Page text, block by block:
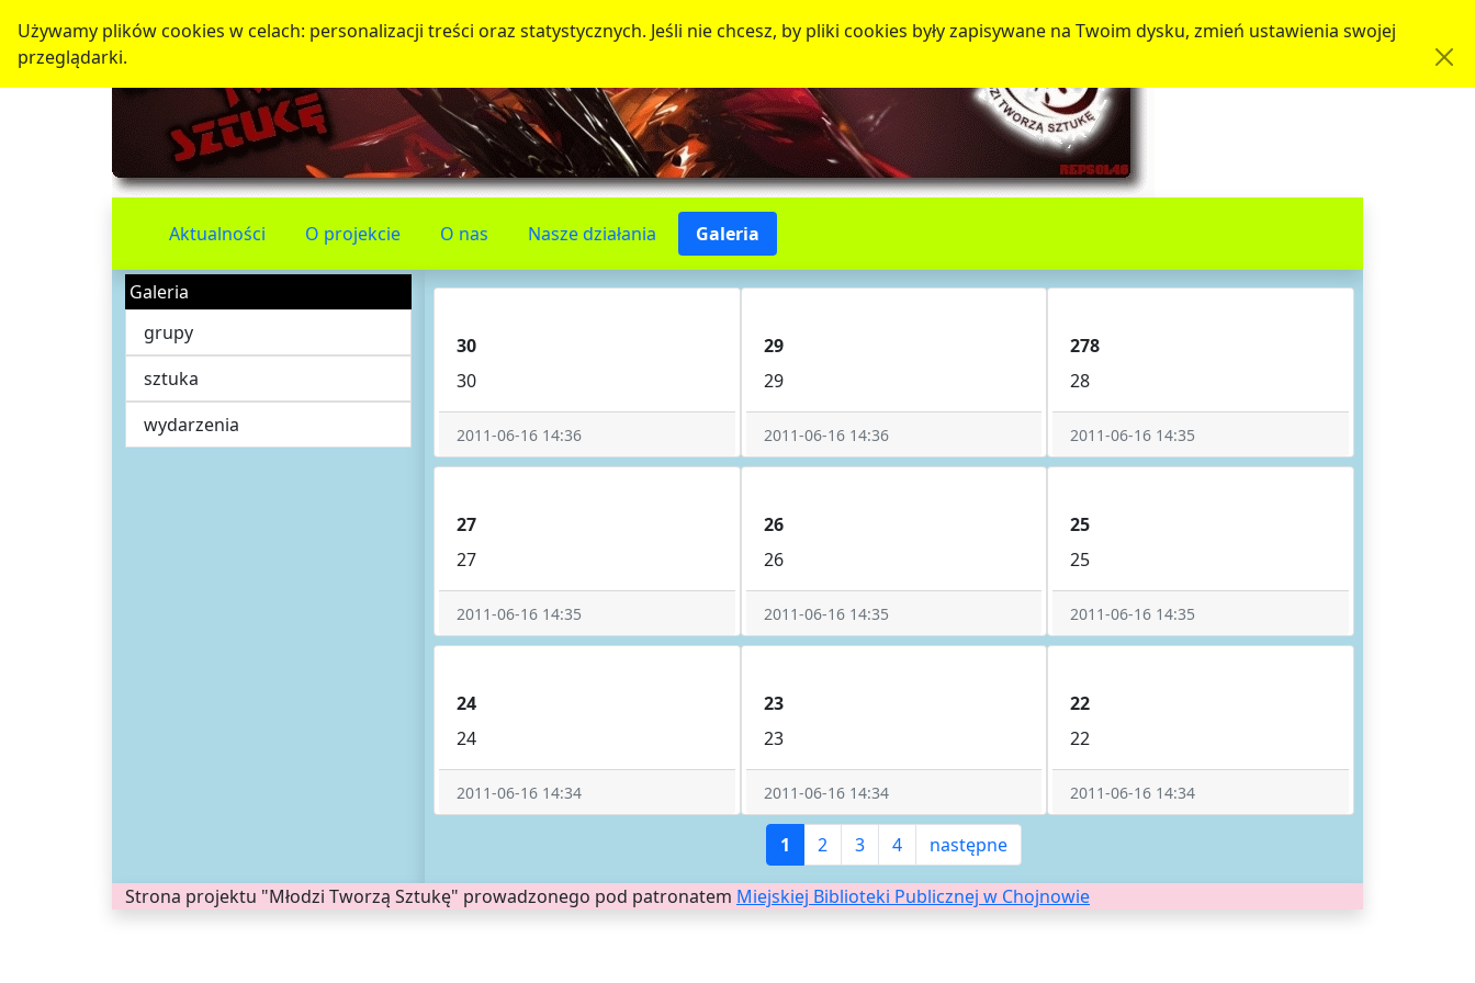
Używamy plików cookies w celach: personalizacji treści oraz statystycznych. Jeśli nie chcesz, by pliki cookies były zapisywane na Twoim dysku, zmień ustawienia swojej
przeglądarki.
Aktualności O projekcie O nas Nasze działania Galeria
Galeria
grupy
sztuka
wydarzenia
30
30
2011-06-16 14:36
29
29
2011-06-16 14:36
278
28
2011-06-16 14:35
27
27
2011-06-16 14:35
26
26
2011-06-16 14:35
25
25
2011-06-16 14:35
24
24
2011-06-16 14:34
23
23
2011-06-16 14:34
22
22
2011-06-16 14:34
1 2 3 4 następne
Strona projektu "Młodzi Tworzą Sztukę" prowadzonego pod patronatem Miejskiej Biblioteki Publicznej w Chojnowie